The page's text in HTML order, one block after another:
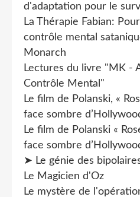
d'adaptation pour le
La Thérapie Fabian:
contrôle mental
Monarch
Lectures du livre "MK -
Contrôle Mental"
Le film de Polanski, «
face sombre
Le film de Polanski «
face sombre
➤ Le génie des
Le Magicien d'Oz
Le mystère de